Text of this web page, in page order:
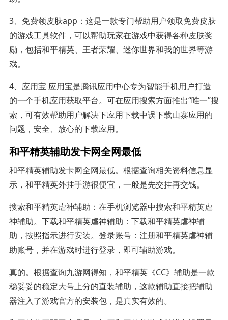
3、免费领皮肤app：这是一款专门帮助用户领取免费皮肤
的游戏工具软件，可以帮助玩家在游戏中获得各种皮肤奖
励，包括和平精英、王者荣耀、迷你世界和我的世界等游
戏。
4、应用宝 应用宝是腾讯应用中心专为智能手机用户打造
的一个手机应用获取平台。可在应用搜索方面推出“唯一”搜
索，可有效帮助用户解决下应用下载中误下载山寨应用的
问题，安全、放心的下载应用。
和平精英辅助发卡网全网最低
和平精英辅助发卡网全网最低。根据查询相关资料信息显
示，和平精英外挂手游很便宜，一般是先交挂再交钱。
搜索和平精英虐神辅助：在手机浏览器中搜索和平精英虐
神辅助。下载和平精英虐神辅助：下载和平精英虐神辅
助，按照指示进行安装。登录账号：注册和平精英虐神辅
助账号，并在游戏时进行登录，即可辅助游戏。
真的。根据查询九游网得知，和平精英《CC》辅助是一款
稳妥妥的稳定大号上分的直装辅助，这款辅助直接把辅助
器注入了游戏官方的安装包，是真实有效的。